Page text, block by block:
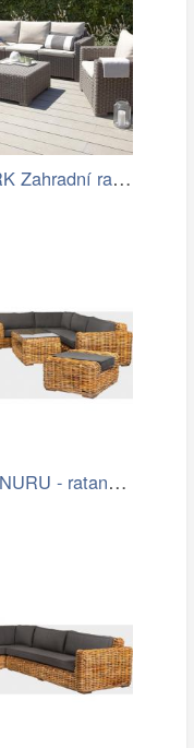
DEOKORK Zahradní ratanová sestava…
FaKOPA NURU - ratanová sestava Marina…